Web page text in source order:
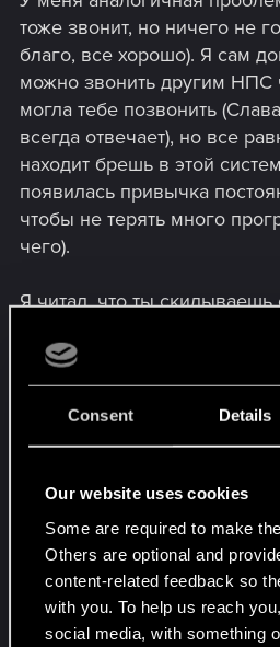
Consent Details
Our website uses cookies
Some are required to make
Others are optional and
content-related feedback so
with you. To help us reach
social media, with something
Я не хочу удалять игру, но и
тоже звонит, но ничего не
благо, все хорошо). Я сам
можно звонить другим НПС
могла тебе позвонить
всегда отвечает), но все
находит брешь в этой
появилась привычка
чтобы не терять много
чего).
Я читал, что ты скидываешь
проходит эти моменты с
натолкнуло на мысль, что
игру и просто туда
меня с Вакако все было
крайней мере на том этапе
узнать, пробовала ли ты
игру.
Я бы сам так сделал, но на
на дачу, а там только